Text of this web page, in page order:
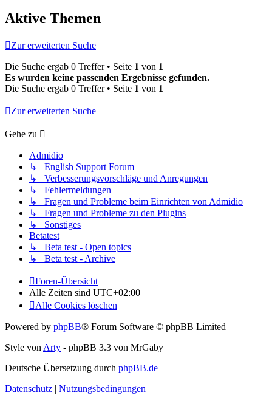
Aktive Themen
Zur erweiterten Suche
Die Suche ergab 0 Treffer • Seite 1 von 1
Es wurden keine passenden Ergebnisse gefunden.
Die Suche ergab 0 Treffer • Seite 1 von 1
Zur erweiterten Suche
Gehe zu
Admidio
↳ English Support Forum
↳ Verbesserungsvorschläge und Anregungen
↳ Fehlermeldungen
↳ Fragen und Probleme beim Einrichten von Admidio
↳ Fragen und Probleme zu den Plugins
↳ Sonstiges
Betatest
↳ Beta test - Open topics
↳ Beta test - Archive
Foren-Übersicht
Alle Zeiten sind UTC+02:00
Alle Cookies löschen
Powered by phpBB® Forum Software © phpBB Limited
Style vonArty - phpBB 3.3 von MrGaby
Deutsche Übersetzung durch phpBB.de
Datenschutz | Nutzungsbedingungen